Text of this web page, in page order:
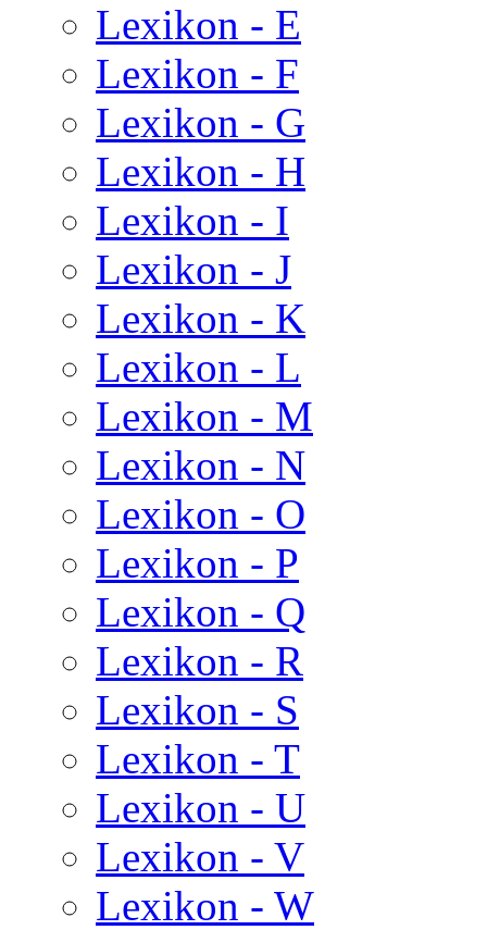
Lexikon - E
Lexikon - F
Lexikon - G
Lexikon - H
Lexikon - I
Lexikon - J
Lexikon - K
Lexikon - L
Lexikon - M
Lexikon - N
Lexikon - O
Lexikon - P
Lexikon - Q
Lexikon - R
Lexikon - S
Lexikon - T
Lexikon - U
Lexikon - V
Lexikon - W